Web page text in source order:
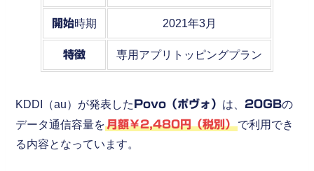
開始時期 2021年3月
特徴 専用アプリトッピングプラン
KDDI（au）が発表した Povo（ポヴォ） は、20GBの
データ通信容量を月額￥2,480円（税別）で利用でき
る内容となっています。